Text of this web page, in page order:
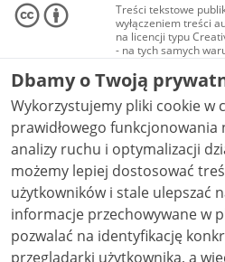
Treści tekstowe
wyłączeniem treści
na licencji typu
- na tych samych
Materiały
audio i wideo, są
Creative Commons:
niekomercyjne - bez
NC-ND 4.0), o ile nie
Dbamy o Twoją
Wykorzystujemy pliki cookie w
prawidłowego funkcjonowania
analizy ruchu i optymalizacji działania
możemy lepiej dostosować
użytkowników i stale ulepszać nasze
informacje przechowywane w
pozwalać na identyfikację
przeglądarki użytkownika, a